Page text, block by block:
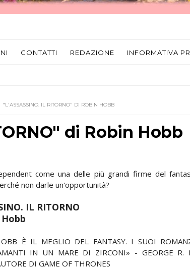
CONTATTI REDAZIONE INFORMATIVA
"L'ASSASSINO. IL RITORNO" DI ROBIN HOBB
di Robin Hobb
come una delle più grandi firme del
non darle un'opportunità?
IL RITORNO
È IL MEGLIO DEL FANTASY. I SUOI
IN UN MARE DI ZIRCONI» - GEORGE R.
DI GAME OF THRONES